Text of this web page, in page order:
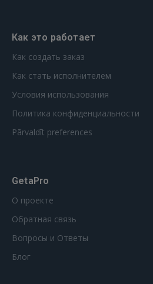
Как это работает
Как создать заказ
Как стать исполнителем
Условия использования
Политика конфиденциальности
Pārvaldīt preferences
GetaPro
О проекте
Обратная связь
Вопросы и Ответы
Блог